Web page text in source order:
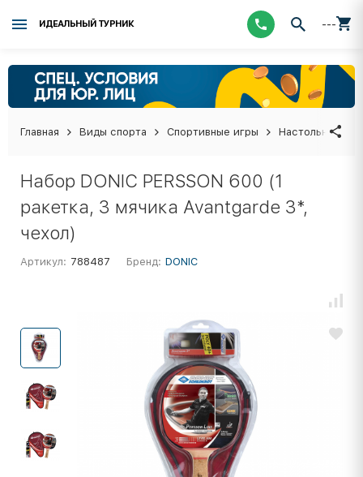
ИДЕАЛЬНЫЙ ТУРНИК ---
Главная Виды спорта Спортивные игры Настольный
Набор DONIC PERSSON 600 (1
ракетка, 3 мячика Avantgarde 3*,
чехол)
Артикул: 788487 Бренд: DONIC